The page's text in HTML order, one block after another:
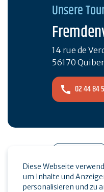
Unsere
14 rue de
56170
02 44 84
Presse
Diese Webseite
um Inhalte und
personalisieren und zu